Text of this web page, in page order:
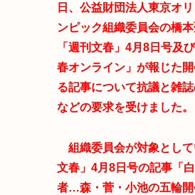
日、公益財団法人東京オ
ンピック組織委員会の橋本
「週刊文春」4月8日号及
春オンライン」が報じた
る記事について抗議と雑
などの要求を受けました。
組織委員会が対象として
文春」4月8日号の記事「
者…森・菅・小池の五輪開